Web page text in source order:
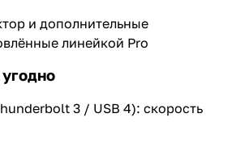
и дополнительные
линейкой Pro
3 / USB 4): скорость